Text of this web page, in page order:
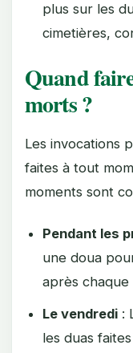
plus sur les
cimetières,
Quand
morts ?
Les invocations
faites à tout
moments sont
Pendant les
une doua
après chaque
Le vendredi :
les duas